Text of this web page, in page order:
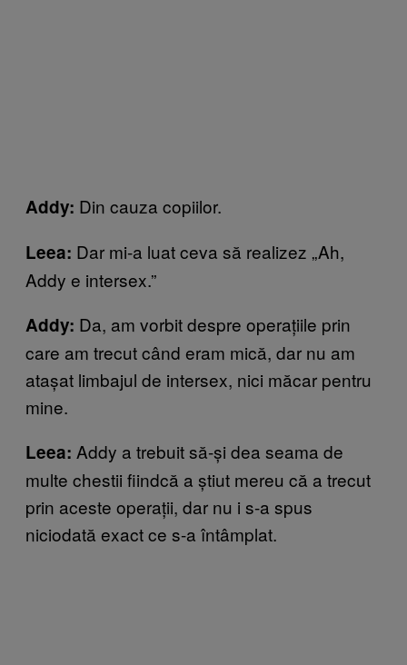
Addy: Din cauza copiilor.
Leea: Dar mi-a luat ceva să realizez „Ah,
Addy e intersex.”
Addy: Da, am vorbit despre operațiile prin
care am trecut când eram mică, dar nu am
atașat limbajul de intersex, nici măcar pentru
mine.
Leea: Addy a trebuit să-și dea seama de
multe chestii fiindcă a știut mereu că a trecut
prin aceste operații, dar nu i s-a spus
niciodată exact ce s-a întâmplat.